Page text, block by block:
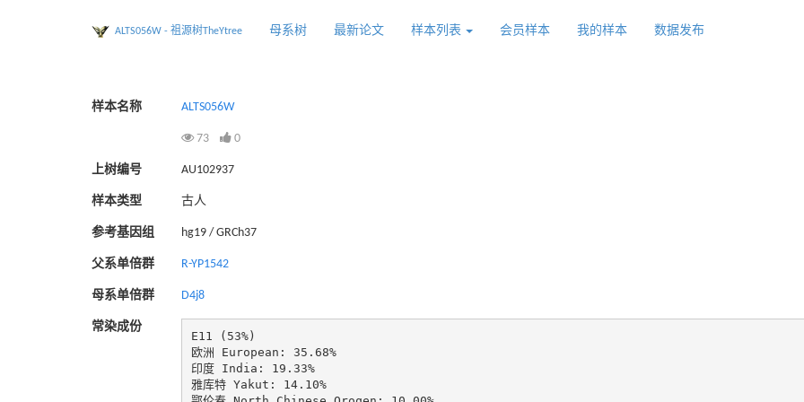
ALTS056W - 祖源树TheYtree 母系树 最新论文 样本列表 会员样本 我的样本 数据发布
样本名称 ALTS056W
73 0
上树编号 AU102937
样本类型 古人
参考基因组 hg19 / GRCh37
父系单倍群 R-YP1542
母系单倍群 D4j8
常染成份
E11 (53%)
欧洲 European: 35.68%
印度 India: 19.33%
雅库特 Yakut: 14.10%